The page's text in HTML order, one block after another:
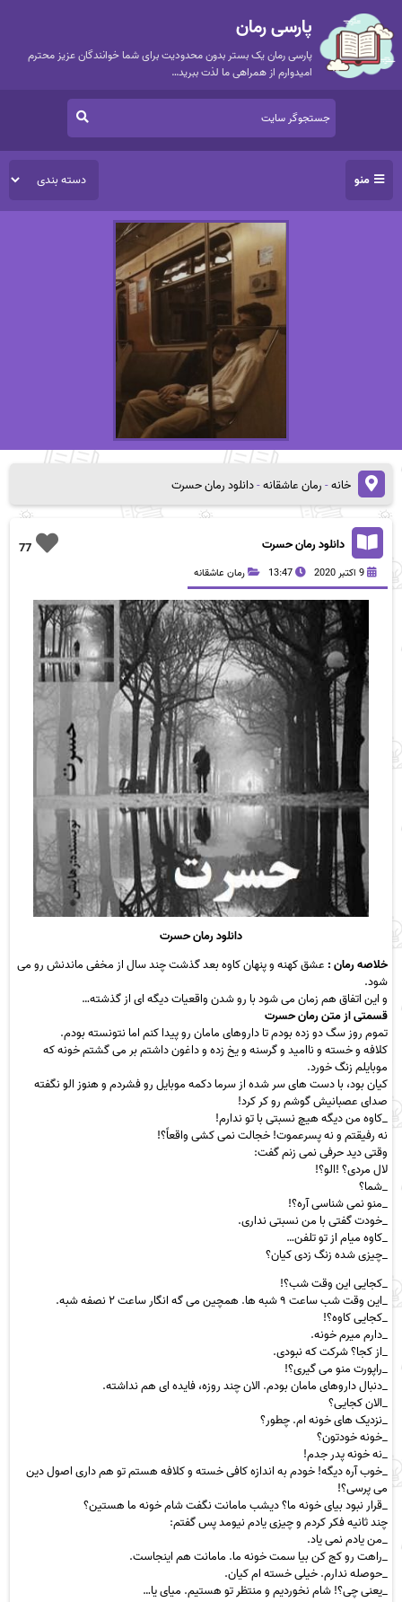
پارسی رمان
پارسی رمان یک بستر بدون محدودیت برای شما خوانندگان عزیز محترم
امیدوارم از همراهی ما لذت ببرید…
منو
خانه-رمان عاشقانه-دانلود رمان حسرت
77 دانلود رمان حسرت
9 اکتبر 2020 13:47 رمان عاشقانه
دانلود رمان حسرت
خلاصه رمان : عشق کهنه و پنهان کاوه بعد گذشت چند سال از مخفی ماندنش رو می
شود.
و این اتفاق هم زمان می شود با رو شدن واقعیات دیگه ای از گذشته…
قسمتی از متن رمان حسرت
تموم روز سگ دو زده بودم تا داروهای مامان رو پیدا کنم اما نتونسته بودم.
کلافه و خسته و ناامید و گرسنه و یخ زده و داغون داشتم بر می گشتم خونه که
موبایلم زنگ خورد.
کیان بود، با دست های سر شده از سرما دکمه موبایل رو فشردم و هنوز الو نگفته
صدای عصبانیش گوشم رو کر کرد!
_کاوه من دیگه هیچ نسبتی با تو ندارم!
نه رفیقتم و نه پسرعموت! خجالت نمی کشی واقعاً؟!
وقتی دید حرفی نمی زنم گفت:
لال مردی؟ !الو؟!
_شما؟
_منو نمی شناسی آره؟!
_خودت گفتی با من نسبتی نداری.
_کاوه میام از تو تلفن…
_چیزی شده زنگ زدی کیان؟
_کجایی این وقت شب؟!
_این وقت شب ساعت ۹ شبه ها. همچین می گه انگار ساعت ۲ نصفه شبه.
_کجایی کاوه؟!
_دارم میرم خونه.
_از کجا؟ شرکت که نبودی.
_راپورت منو می گیری؟!
_دنبال داروهای مامان بودم. الان چند روزه، فایده ای هم نداشته.
_الان کجایی؟
_نزدیک های خونه ام. چطور؟
_خونه خودتون؟
_نه خونه پدر جدم!
_خوب آره دیگه! خودم به اندازه کافی خسته و کلافه هستم تو هم داری اصول دین
می پرسی؟!
_قرار نبود بیای خونه ما؟ دیشب مامانت نگفت شام خونه ما هستین؟
چند ثانیه فکر کردم و چیزی یادم نیومد پس گفتم:
_من یادم نمی یاد.
_راهت رو کج کن بیا سمت خونه ما. مامانت هم اینجاست.
_حوصله ندارم. خیلی خسته ام کیان.
_یعنی چی؟! شام نخوردیم و منتظر تو هستیم. میای یا…